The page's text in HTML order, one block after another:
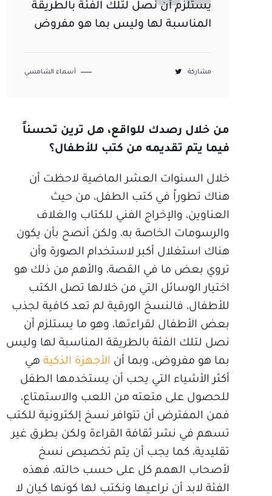
يستلزم أن نصل لتلك الفئة بالطريقة
المناسبة لها وليس بما هو مفروض
مشاركة أسماء الشامسي
من خلال رصدك للواقع، هل ترين تحسناً
فيما يتم تقديمه من كتب للأطفال؟
خلال السنوات العشر الماضية لاحظت أن
هناك تطوراً في كتب الطفل، من حيث
العناوين، والإخراج الفني للكتاب والغلاف
والرسومات الخاصة به، ولكن أنصح بأن يكون
هناك استغلال أكبر لاستخدام الصورة وأن
تروي بعض ما في القصة، والأهم من ذلك هو
اختيار الوسائل التي من خلالها تصل الكتب
للأطفال، فالنسخ الورقية لم تعد كافية لجذب
بعض الأطفال لقراءتها، وهو ما يستلزم أن
نصل لتلك الفئة بالطريقة المناسبة لها وليس
بما هو مفروض، وبما أن الأجهزة الذكية هي
أكثر الأشياء التي يحب أن يستخدمها الطفل
للحصول على متعته من اللعب والاستمتاع،
فمن المفترض أن تتوافر نسخ إلكترونية للكتب
تسهم في نشر ثقافة القراءة ولكن بطرق غير
تقليدية، كما يجب أن يتم تخصيص نسخ
لأصحاب الهمم كل على حسب حالته، فهذه
الفئة لابد أن نراعيها ونكتب لها كونها كيان لا